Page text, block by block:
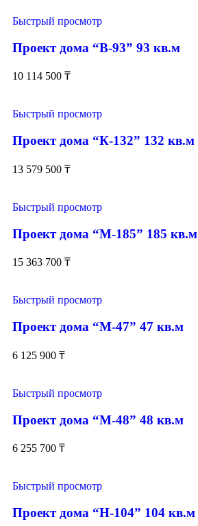
Быстрый просмотр
Проект дома “В-93” 93 кв.м
10 114 500 ₸
Быстрый просмотр
Проект дома “К-132” 132 кв.м
13 579 500 ₸
Быстрый просмотр
Проект дома “М-185” 185 кв.м
15 363 700 ₸
Быстрый просмотр
Проект дома “М-47” 47 кв.м
6 125 900 ₸
Быстрый просмотр
Проект дома “М-48” 48 кв.м
6 255 700 ₸
Быстрый просмотр
Проект дома “Н-104” 104 кв.м